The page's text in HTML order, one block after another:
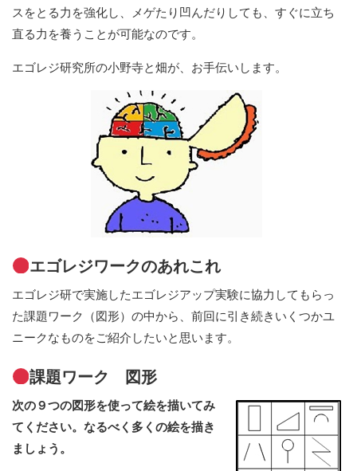
スをとる力を強化し、メゲたり凹んだりしても、すぐに立ち
直る力を養うことが可能なのです。
エゴレジ研究所の小野寺と畑が、お手伝いします。
エゴレジワークのあれこれ
エゴレジ研で実施したエゴレジアップ実験に協力してもらっ
た課題ワーク（図形）の中から、前回に引き続きいくつかユ
ニークなものをご紹介したいと思います。
課題ワーク 図形
次の９つの図形を使って絵を描いてみ
てください。なるべく多くの絵を描き
ましょう。